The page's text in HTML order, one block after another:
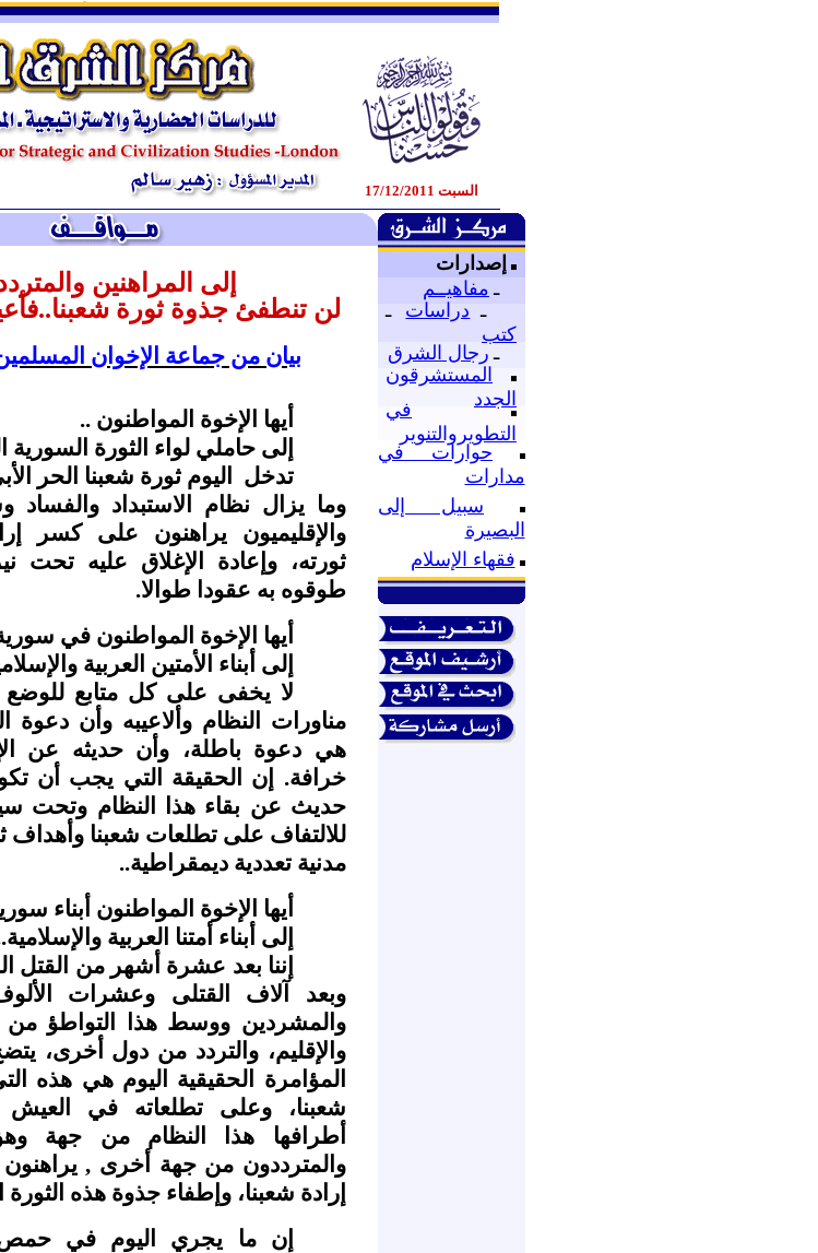
ـ
ـ
السبت 17/12/2011
إصدارات
ـ مفاهيــم
ـ دراسات
ـ
كتب
ـ رجال الشرق
المستشرقون
الجدد
في
التطويروالتنوير
حوارات في
مدارات
سبيل إلى
البصيرة
فقهاء الإسلام
إلى المراهنين
لن تنطفئ جذوة ثورة
بيان من جماعة الإخوان
أيها الإخوة المواطنون ..
إلى حاملي لواء الثورة السورية
تدخل
اليوم ثورة شعبنا الحر
وما يزال نظام الاستبداد والفساد
والإقليميون يراهنون على كسر
ثورته، وإعادة الإغلاق عليه تحت
طوقوه به عقودا طوالا.
أيها الإخوة المواطنون في
إلى أبناء الأمتين العربية
لا يخفى على كل متابع
مناورات النظام وألاعيبه وأن دعوة
هي دعوة باطلة، وأن حديثه عن
خرافة. إن الحقيقة التي يجب أن
حديث عن بقاء هذا النظام وتحت
للالتفاف على تطلعات شعبنا وأهداف
مدنية تعددية ديمقراطية..
أيها الإخوة المواطنون أبناء
إلى أبناء أمتنا العربية
إننا بعد عشرة أشهر من القتل
وبعد آلاف القتلى وعشرات
والمشردين ووسط هذا التواطؤ من
والإقليم، والتردد من دول أخرى،
المؤامرة الحقيقية اليوم هي هذه
شعبنا، وعلى تطلعاته في العيش
أطرافها هذا النظام من جهة
والمترددون من جهة أخرى ,
إرادة شعبنا، وإطفاء جذوة هذه الثورة
إن ما يجري اليوم في حمص